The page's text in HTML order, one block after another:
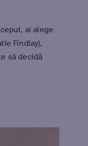
ai alege
Findlay),
să decidă